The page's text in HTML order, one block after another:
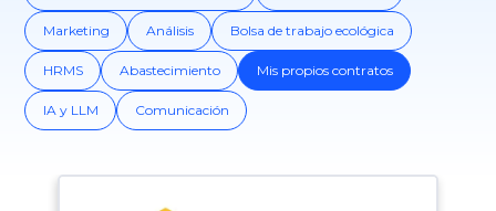
Marketing Análisis Bolsa de trabajo ecológica
HRMS Abastecimiento Mis propios contratos
IA y LLM Comunicación